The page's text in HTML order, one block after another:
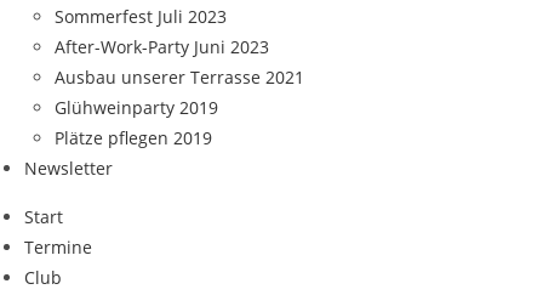
Sommerfest Juli 2023
After-Work-Party Juni 2023
Ausbau unserer Terrasse 2021
Glühweinparty 2019
Plätze pflegen 2019
Newsletter
Start
Termine
Club